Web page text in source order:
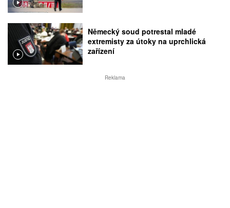
Německý soud potrestal mladé
extremisty za útoky na uprchlická
zařízení
Reklama